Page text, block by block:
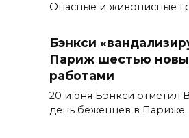
Опасные и живописные
Бэнкси
Париж шестью
работами
20 июня Бэнкси отметил
день беженцев в Париже.